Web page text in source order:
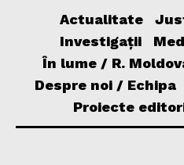
Actualitate
Investigații
În lume / R.
Despre noi / Echipa
Proiecte